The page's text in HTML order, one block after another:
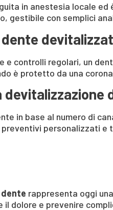
in anestesia locale
gestibile con semplici
dente
e controlli regolari, un
è protetto da una
devitalizzazione
in base al numero di
personalizzati e
rappresenta oggi
il dolore e prevenire